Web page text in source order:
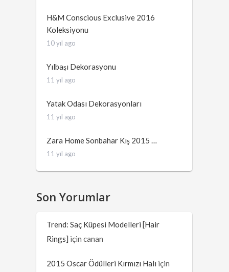
H&M Conscious Exclusive 2016
Koleksiyonu
10 yıl ago
Yılbaşı Dekorasyonu
11 yıl ago
Yatak Odası Dekorasyonları
11 yıl ago
Zara Home Sonbahar Kış 2015 …
11 yıl ago
Son Yorumlar
Trend: Saç Küpesi Modelleri [Hair
Rings] içincanan
2015 Oscar Ödülleri Kırmızı Halı için